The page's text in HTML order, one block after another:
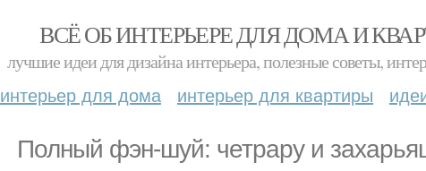
ВСЁ ОБ ИНТЕРЬЕРЕ ДЛЯ ДОМА И
лучшие идеи для дизайна интерьера, полезные советы,
интерьер для дома интерьер для квартиры
Полный фэн-шуй: четрару и